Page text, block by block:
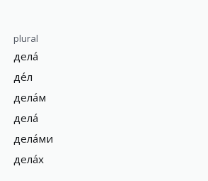
plural
дела́
де́л
дела́м
дела́
дела́ми
дела́х